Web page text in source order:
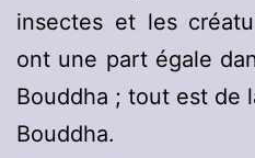
insectes et les
ont une part égale
Bouddha ; tout est de
Bouddha.